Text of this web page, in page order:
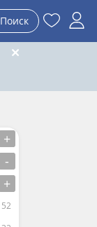
Поиск